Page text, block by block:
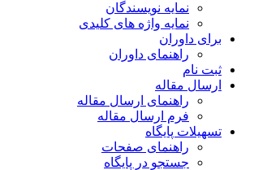
نمایه نویسندگان
نمایه واژه های کلیدی
برای داوران
راهنمای داوران
ثبت نام
ارسال مقاله
راهنمای ارسال مقاله
فرم ارسال مقاله
تسهیلات پایگاه
راهنمای صفحات
جستجو در پایگاه